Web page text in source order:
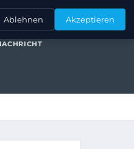
GENERALGESCHÄFT
Ablehnen Akzeptieren